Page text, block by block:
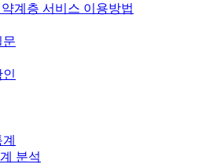
계층 서비스 이용방법
문
분석